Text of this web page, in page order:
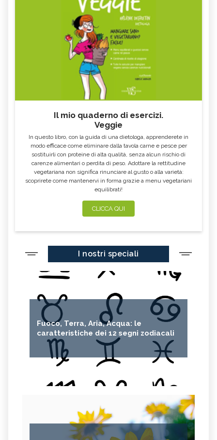
Il mio quaderno di esercizi.
Veggie
In questo libro, con la guida di una dietologa, apprenderete in
modo efficace come eliminare dalla tavola carne e pesce per
sostituirli con proteine di alta qualità, senza alcun rischio di
carenze alimentari o perdita di peso. Adottare la rettitudine
vegetariana non significa rinunciare al gusto o alla varietà:
scoprirete come mantenervi in forma grazie a menu vegetariani
equilibrati!
CLICCA QUI
I nostri speciali
Fuoco, Terra, Aria, Acqua: le
caratteristiche dei 12 segni zodiacali